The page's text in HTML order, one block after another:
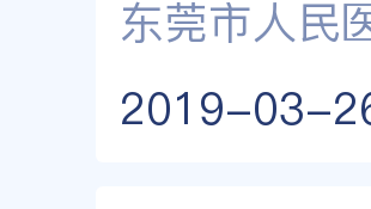
东莞市人民
2019-03-